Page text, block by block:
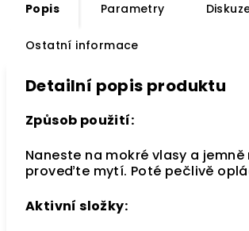
Popis Parametry
Ostatní informace
Detailní popis produktu
Způsob použití:
Naneste na mokré vlasy a
proveďte mytí. Poté pečlivě
Aktivní složky: